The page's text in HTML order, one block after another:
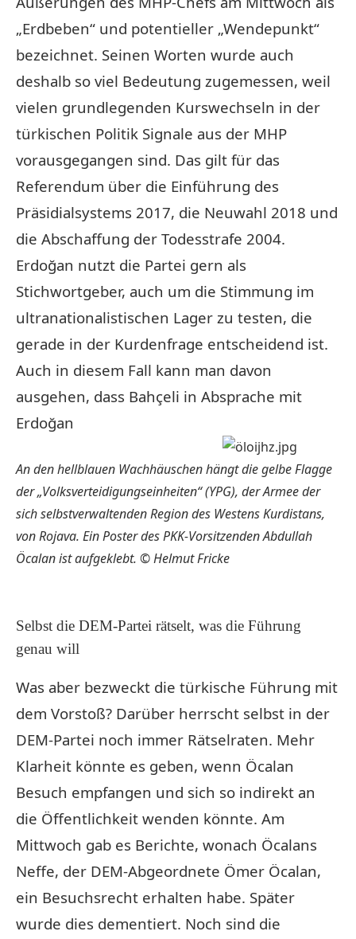
„Erdbeben“ und potentieller „Wendepunkt“
bezeichnet. Seinen Worten wurde auch
deshalb so viel Bedeutung zugemessen, weil
vielen grundlegenden Kurswechseln in der
türkischen Politik Signale aus der MHP
vorausgegangen sind. Das gilt für das
Referendum über die Einführung des
Präsidialsystems 2017, die Neuwahl 2018 und
die Abschaffung der Todesstrafe 2004.
Erdoğan nutzt die Partei gern als
Stichwortgeber, auch um die Stimmung im
ultranationalistischen Lager zu testen, die
gerade in der Kurdenfrage entscheidend ist.
Auch in diesem Fall kann man davon
ausgehen, dass Bahçeli in Absprache mit
Erdoğan
An den hellblauen Wachhäuschen hängt die gelbe Flagge
der „Volksverteidigungseinheiten“ (YPG), der Armee der
sich selbstverwaltenden Region des Westens Kurdistans,
von Rojava. Ein Poster des PKK-Vorsitzenden Abdullah
Öcalan ist aufgeklebt. © Helmut Fricke
Selbst die DEM-Partei rätselt, was die Führung
genau will
Was aber bezweckt die türkische Führung mit
dem Vorstoß? Darüber herrscht selbst in der
DEM-Partei noch immer Rätselraten. Mehr
Klarheit könnte es geben, wenn Öcalan
Besuch empfangen und sich so indirekt an
die Öffentlichkeit wenden könnte. Am
Mittwoch gab es Berichte, wonach Öcalans
Neffe, der DEM-Abgeordnete Ömer Öcalan,
ein Besuchsrecht erhalten habe. Später
wurde dies dementiert. Noch sind die